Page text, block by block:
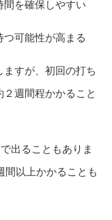
を確保しやすい
可能性が高まる
すが、初回の打ち
週間程かかること
出ることもありま
間以上かかることも